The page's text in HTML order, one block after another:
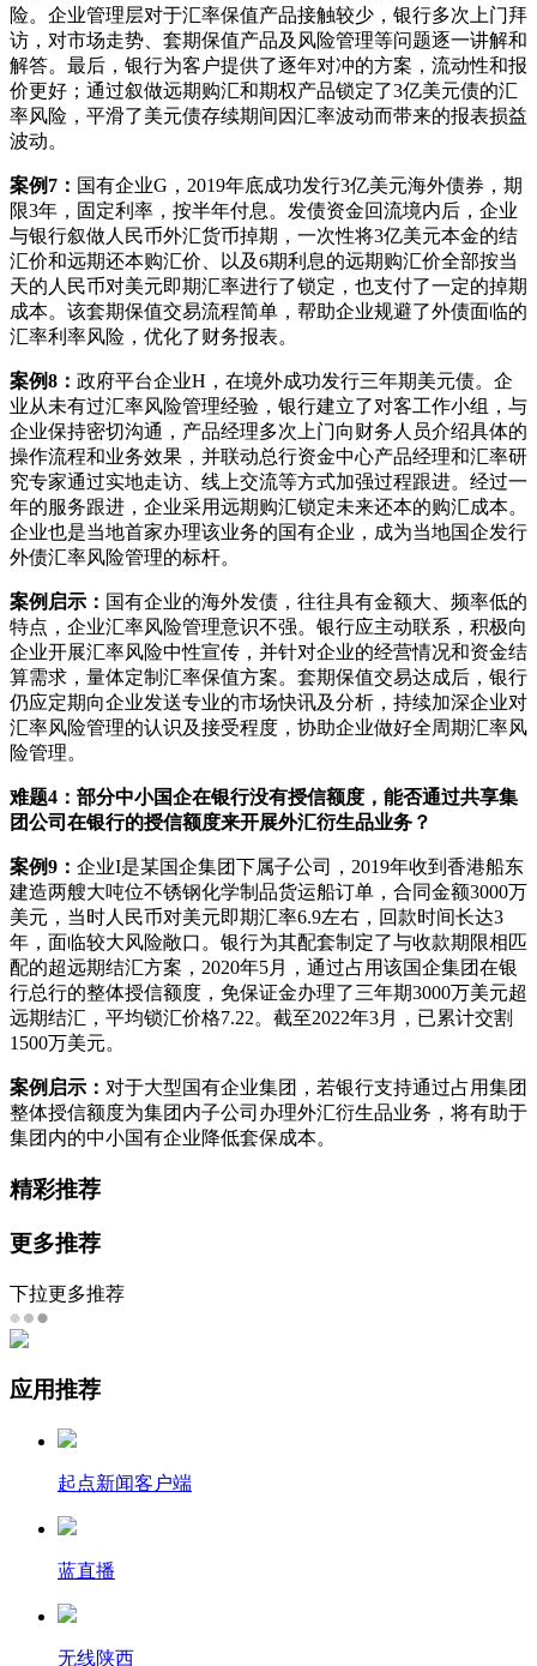
险。企业管理层对于汇率保值产品接触较少，银行多次上门拜
访，对市场走势、套期保值产品及风险管理等问题逐一讲解和
解答。最后，银行为客户提供了逐年对冲的方案，流动性和报
价更好；通过叙做远期购汇和期权产品锁定了3亿美元债的汇
率风险，平滑了美元债存续期间因汇率波动而带来的报表损益
波动。
案例7： 国有企业G，2019年底成功发行3亿美元海外债券，期
限3年，固定利率，按半年付息。发债资金回流境内后，企业
与银行叙做人民币外汇货币掉期，一次性将3亿美元本金的结
汇价和远期还本购汇价、以及6期利息的远期购汇价全部按当
天的人民币对美元即期汇率进行了锁定，也支付了一定的掉期
成本。该套期保值交易流程简单，帮助企业规避了外债面临的
汇率利率风险，优化了财务报表。
案例8： 政府平台企业H，在境外成功发行三年期美元债。企
业从未有过汇率风险管理经验，银行建立了对客工作小组，与
企业保持密切沟通，产品经理多次上门向财务人员介绍具体的
操作流程和业务效果，并联动总行资金中心产品经理和汇率研
究专家通过实地走访、线上交流等方式加强过程跟进。经过一
年的服务跟进，企业采用远期购汇锁定未来还本的购汇成本。
企业也是当地首家办理该业务的国有企业，成为当地国企发行
外债汇率风险管理的标杆。
案例启示： 国有企业的海外发债，往往具有金额大、频率低的
特点，企业汇率风险管理意识不强。银行应主动联系，积极向
企业开展汇率风险中性宣传，并针对企业的经营情况和资金结
算需求，量体定制汇率保值方案。套期保值交易达成后，银行
仍应定期向企业发送专业的市场快讯及分析，持续加深企业对
汇率风险管理的认识及接受程度，协助企业做好全周期汇率风
险管理。
难题4：部分中小国企在银行没有授信额度，能否通过共享集
团公司在银行的授信额度来开展外汇衍生品业务？
案例9： 企业I是某国企集团下属子公司，2019年收到香港船东
建造两艘大吨位不锈钢化学制品货运船订单，合同金额3000万
美元，当时人民币对美元即期汇率6.9左右，回款时间长达3
年，面临较大风险敞口。银行为其配套制定了与收款期限相匹
配的超远期结汇方案，2020年5月，通过占用该国企集团在银
行总行的整体授信额度，免保证金办理了三年期3000万美元超
远期结汇，平均锁汇价格7.22。截至2022年3月，已累计交割
1500万美元。
案例启示： 对于大型国有企业集团，若银行支持通过占用集团
整体授信额度为集团内子公司办理外汇衍生品业务，将有助于
集团内的中小国有企业降低套保成本。
精彩推荐
更多推荐
下拉更多推荐
应用推荐
起点新闻客户端
蓝直播
无线陕西